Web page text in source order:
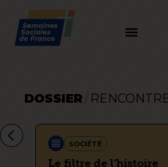
DOSSIER
SOCIÉTÉ
Le filtre de l’histoire